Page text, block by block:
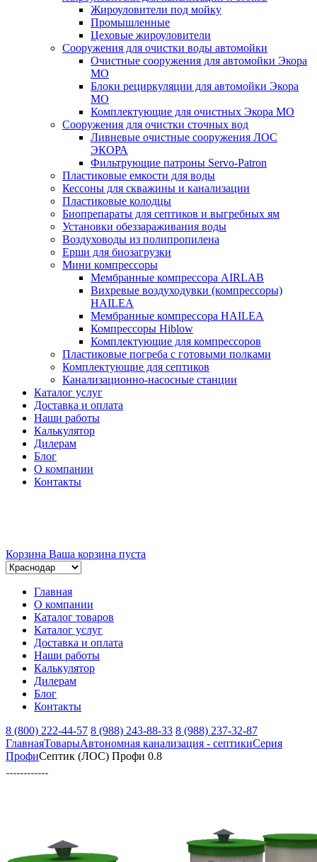
Жироуловители под мойку
Промышленные
Цеховые жироуловители
Сооружения для очистки воды автомойки
Очистные сооружения для автомойки Экора
МО
Блоки рециркуляции для автомойки Экора
МО
Комплектующие для очистных Экора МО
Сооружения для очистки сточных вод
Ливневые очистные сооружения ЛОС
ЭКОРА
Фильтрующие патроны Servo-Patron
Пластиковые емкости для воды
Кессоны для скважины и канализации
Пластиковые колодцы
Биопрепараты для септиков и выгребных ям
Установки обеззараживания воды
Воздуховоды из полипропилена
Ерши для биозагрузки
Мини компрессоры
Мембранные компрессора AIRLAB
Вихревые воздуходувки (компрессоры)
HAILEA
Мембранные компрессора HAILEA
Компрессоры Hiblow
Комплектующие для компрессоров
Пластиковые погреба с готовыми полками
Комплектующие для септиков
Канализационно-насосные станции
Каталог услуг
Доставка и оплата
Наши работы
Калькулятор
Дилерам
Блог
О компании
Контакты
Корзина Ваша корзина пуста
Главная
О компании
Каталог товаров
Каталог услуг
Доставка и оплата
Наши работы
Калькулятор
Дилерам
Блог
Контакты
8 (800) 222-44-57 8 (988) 243-88-33 8 (988) 237-32-87
ГлавнаяТоварыАвтономная канализация - септикиСерия
ПрофиСептик (ЛОС) Профи 0.8